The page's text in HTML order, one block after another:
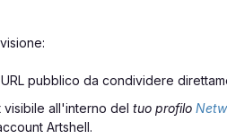
pubblico da condividere
visibile all'interno del tuo profilo
Artshell.